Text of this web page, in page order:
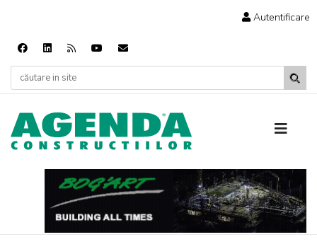
Autentificare